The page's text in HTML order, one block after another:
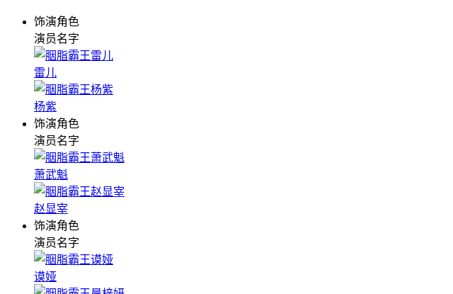
饰演角色
演员名字
雷儿
杨紫
饰演角色
演员名字
萧武魁
赵显宰
饰演角色
演员名字
谟娅